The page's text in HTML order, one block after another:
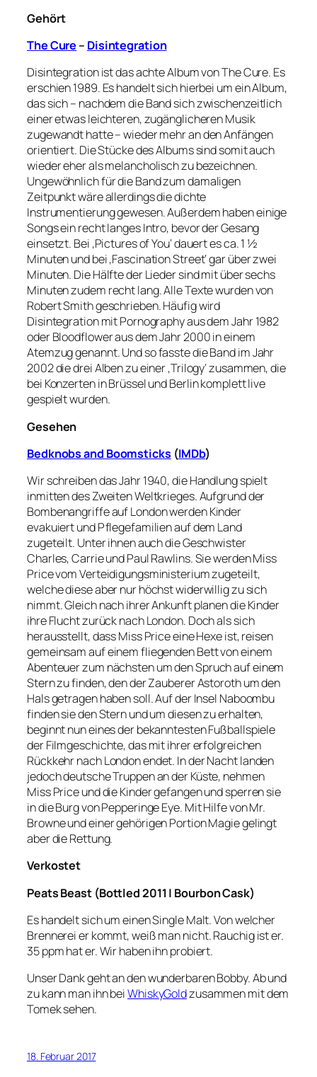
Gehört
The Cure – Disintegration
Disintegration ist das achte Album von The Cure. Es
erschien 1989. Es handelt sich hierbei um ein Album,
das sich – nachdem die Band sich zwischenzeitlich
einer etwas leichteren, zugänglicheren Musik
zugewandt hatte – wieder mehr an den Anfängen
orientiert. Die Stücke des Albums sind somit auch
wieder eher als melancholisch zu bezeichnen.
Ungewöhnlich für die Band zum damaligen
Zeitpunkt wäre allerdings die dichte
Instrumentierung gewesen. Außerdem haben einige
Songs ein recht langes Intro, bevor der Gesang
einsetzt. Bei ‚Pictures of You‘ dauert es ca. 1 ½
Minuten und bei ‚Fascination Street‘ gar über zwei
Minuten. Die Hälfte der Lieder sind mit über sechs
Minuten zudem recht lang. Alle Texte wurden von
Robert Smith geschrieben. Häufig wird
Disintegration mit Pornography aus dem Jahr 1982
oder Bloodflower aus dem Jahr 2000 in einem
Atemzug genannt. Und so fasste die Band im Jahr
2002 die drei Alben zu einer ‚Trilogy‘ zusammen, die
bei Konzerten in Brüssel und Berlin komplett live
gespielt wurden.
Gesehen
Bedknobs and Boomsticks(IMDb)
Wir schreiben das Jahr 1940, die Handlung spielt
inmitten des Zweiten Weltkrieges. Aufgrund der
Bombenangriffe auf London werden Kinder
evakuiert und Pflegefamilien auf dem Land
zugeteilt. Unter ihnen auch die Geschwister
Charles, Carrie und Paul Rawlins. Sie werden Miss
Price vom Verteidigungsministerium zugeteilt,
welche diese aber nur höchst widerwillig zu sich
nimmt. Gleich nach ihrer Ankunft planen die Kinder
ihre Flucht zurück nach London. Doch als sich
herausstellt, dass Miss Price eine Hexe ist, reisen
gemeinsam auf einem fliegenden Bett von einem
Abenteuer zum nächsten um den Spruch auf einem
Stern zu finden, den der Zauberer Astoroth um den
Hals getragen haben soll. Auf der Insel Naboombu
finden sie den Stern und um diesen zu erhalten,
beginnt nun eines der bekanntesten Fußballspiele
der Filmgeschichte, das mit ihrer erfolgreichen
Rückkehr nach London endet. In der Nacht landen
jedoch deutsche Truppen an der Küste, nehmen
Miss Price und die Kinder gefangen und sperren sie
in die Burg von Pepperinge Eye. Mit Hilfe von Mr.
Browne und einer gehörigen Portion Magie gelingt
aber die Rettung.
Verkostet
Peats Beast (Bottled 2011 | Bourbon Cask)
Es handelt sich um einen Single Malt. Von welcher
Brennerei er kommt, weiß man nicht. Rauchig ist er.
35 ppm hat er. Wir haben ihn probiert.
Unser Dank geht an den wunderbaren Bobby. Ab und
zu kann man ihn beiWhiskyGoldzusammen mit dem
Tomek sehen.
18. Februar 2017